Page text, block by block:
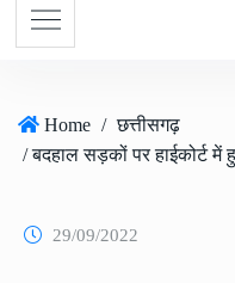
Home / छत्तीसगढ़
29/09/2022